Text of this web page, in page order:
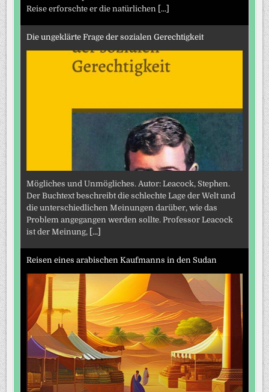
Reise erforschte er die natürlichen [...]
Die ungeklärte Frage der sozialen Gerechtigkeit
Mögliches und Unmögliches. Autor: Leacock, Stephen.
Der Buchtext beschreibt die schlechte Lage der Welt und
die unterschiedlichen Meinungen darüber, wie das
Problem angegangen werden sollte. Professor Leacock
ist der Meinung, [...]
Reisen eines arabischen Kaufmanns in den Sudan